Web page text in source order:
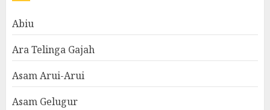
Abiu
Ara Telinga Gajah
Asam Arui-Arui
Asam Gelugur